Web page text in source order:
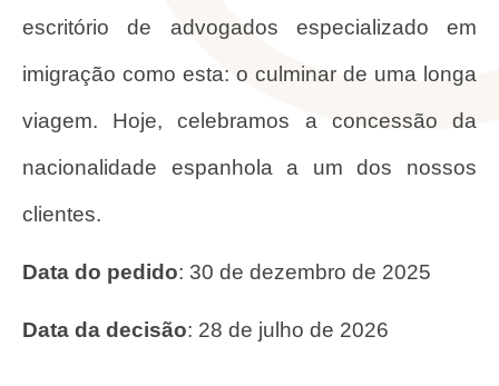
escritório de advogados especializado em
imigração como esta: o culminar de uma longa
viagem. Hoje, celebramos a concessão da
nacionalidade espanhola a um dos nossos
clientes.
Data do pedido: 30 de dezembro de 2025
Data da decisão: 28 de julho de 2026